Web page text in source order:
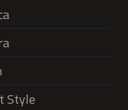
Style